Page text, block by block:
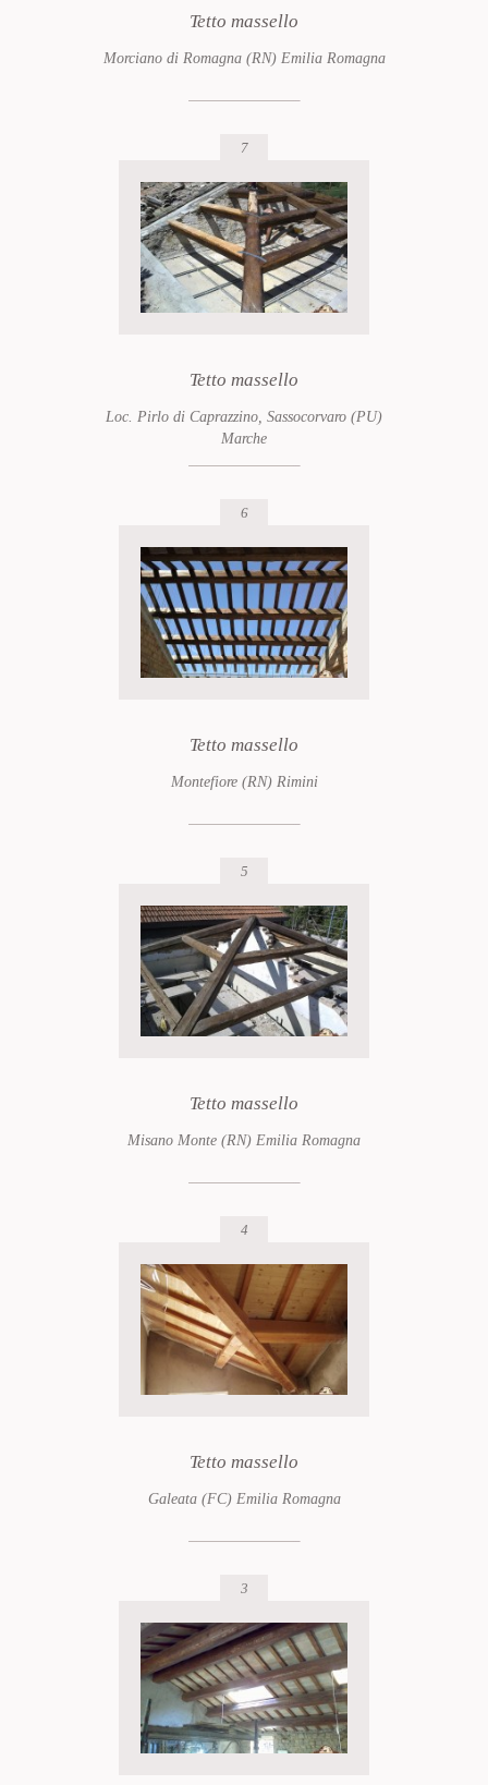
Tetto massello
Morciano di Romagna (RN) Emilia Romagna
7
Tetto massello
Loc. Pirlo di Caprazzino, Sassocorvaro (PU)
Marche
6
Tetto massello
Montefiore (RN) Rimini
5
Tetto massello
Misano Monte (RN) Emilia Romagna
4
Tetto massello
Galeata (FC) Emilia Romagna
3